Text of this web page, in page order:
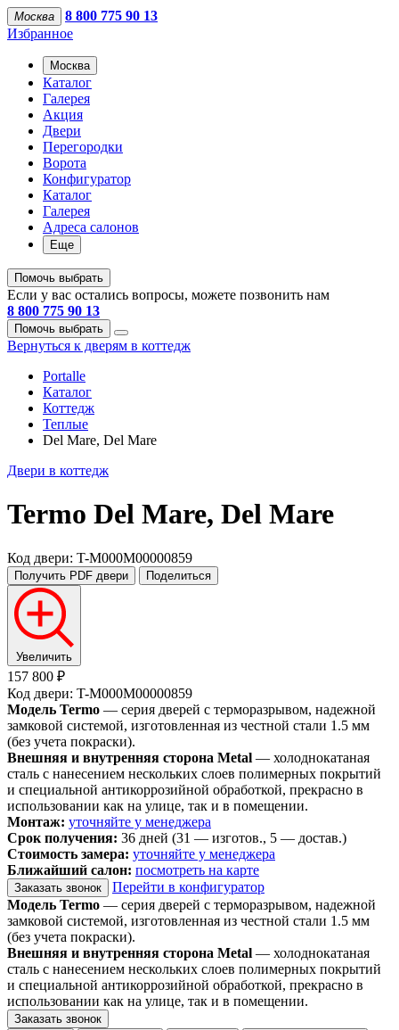
Москва
8 800 775 90 13
Избранное
Москва
Каталог
Галерея
Акция
Двери
Перегородки
Ворота
Конфигуратор
Каталог
Галерея
Адреса салонов
Еще
Помочь выбрать
Если у вас остались вопросы, можете позвонить нам
8 800 775 90 13
Помочь выбрать
Вернуться к дверям в коттедж
Portalle
Каталог
Коттедж
Теплые
Del Mare, Del Mare
Двери в коттедж
Termo Del Mare, Del Mare
Код двери: T-M000M00000859
Получить PDF двери Поделиться
Увеличить
157 800 ₽
Код двери: T-M000M00000859
Модель Termo — серия дверей с терморазрывом, надежной
замковой системой, изготовленная из честной стали 1.5 мм
(без учета покраски).
Внешняя и внутренняя сторона Metal — холоднокатаная
сталь с нанесением нескольких слоев полимерных покрытий
и специальной антикоррозийной обработкой, прекрасно в
использовании как на улице, так и в помещении.
Монтаж: уточняйте у менеджера
Срок получения: 36 дней (31 — изготов., 5 — достав.)
Стоимость замера: уточняйте у менеджера
Ближайший салон: посмотреть на карте
Заказать звонок
Перейти в конфигуратор
Модель Termo — серия дверей с терморазрывом, надежной
замковой системой, изготовленная из честной стали 1.5 мм
(без учета покраски).
Внешняя и внутренняя сторона Metal — холоднокатаная
сталь с нанесением нескольких слоев полимерных покрытий
и специальной антикоррозийной обработкой, прекрасно в
использовании как на улице, так и в помещении.
Заказать звонок